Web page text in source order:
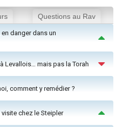
Questions au Rav
en danger dans un
Levallois… mais pas la Torah
comment y remédier ?
chez le Steipler